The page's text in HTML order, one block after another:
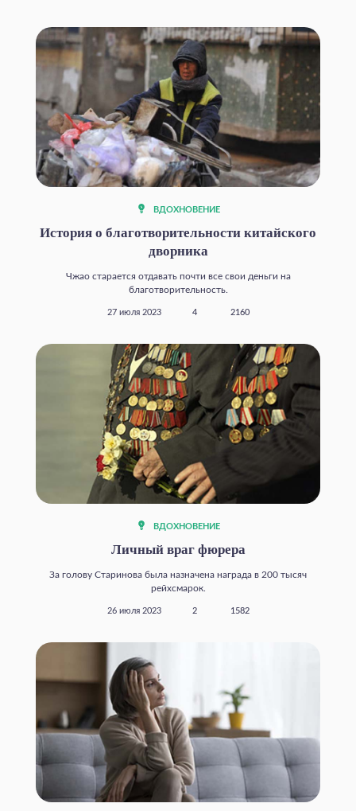
ВДОХНОВЕНИЕ
История о благотворительности китайского
дворника
Чжао старается отдавать почти все свои деньги на
благотворительность.
27 июля 2023 4 2160
ВДОХНОВЕНИЕ
Личный враг фюрера
За голову Старинова была назначена награда в 200 тысяч
рейхсмарок.
26 июля 2023 2 1582